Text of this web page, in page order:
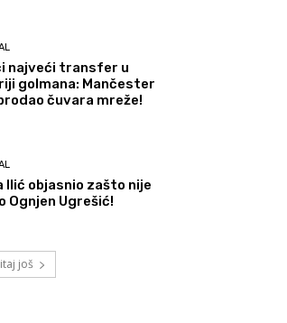
najveći transfer u
golmana: Mančester
čuvara mreže!
Ilić objasnio zašto nije
Ognjen Ugrešić!
još